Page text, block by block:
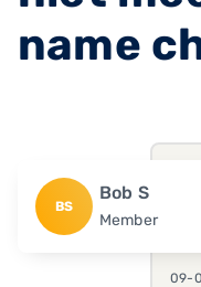
name
BS
Bob S
Member
09-